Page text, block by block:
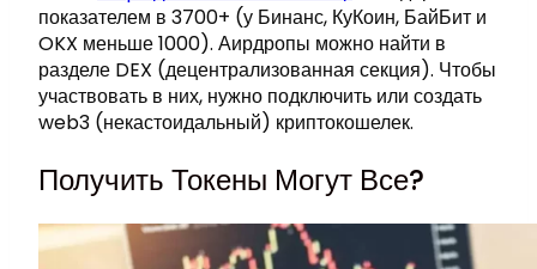
показателем в 3700+ (у Бинанс, КуКоин, БайБит и
OKX меньше 1000). Аирдропы можно найти в
разделе DEX (децентрализованная секция). Чтобы
участвовать в них, нужно подключить или создать
web3 (некастоидальный) криптокошелек.
Получить Токены Могут Все?